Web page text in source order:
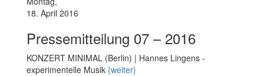
18. April 2016
Pressemitteilung 07 – 2016
KONZERT MINIMAL (Berlin) | Hannes Lingens -
experimentelle Musik {weiter}